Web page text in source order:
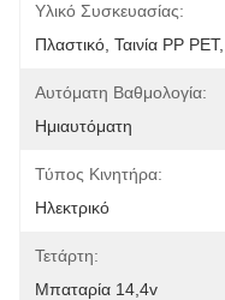
Υλικό Συσκευασίας:
Πλαστικό, Ταινία PP
Αυτόματη Βαθμολογία:
Ημιαυτόματη
Τύπος Κινητήρα:
Ηλεκτρικό
Τετάρτη:
Μπαταρία 14,4v